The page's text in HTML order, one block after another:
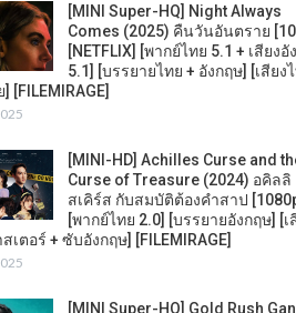
[MINI Super-HQ] Night Always
Comes (2025) คืนวันอันตราย
[NETFLIX] [พากย์ไทย 5.1 + เสียงอั
5.1] [บรรยายไทย + อังกฤษ] [เสียง
[FILEMIRAGE]
[MINI-HD] Achilles Curse and
Curse of Treasure (2024) อคิลลิ
สเคิร์ส กับสมบัติต้องคำสาป
[พากย์ไทย 2.0] [บรรยายอังกฤษ] [เ
เตอร์ + ซับอังกฤษ] [FILEMIRAGE]
[MINI Super-HQ] Gold Rush